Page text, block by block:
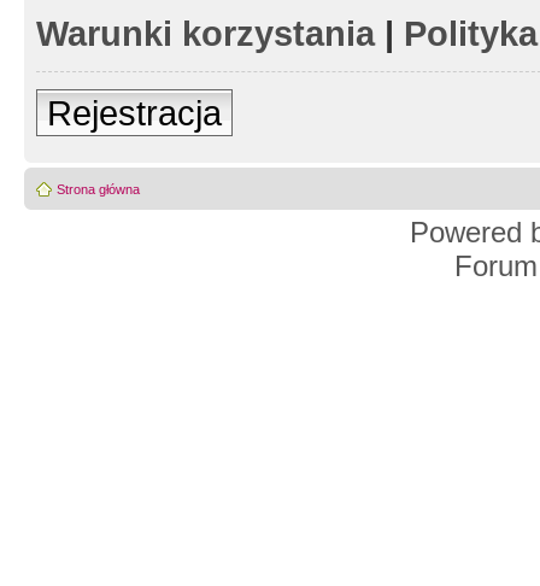
Warunki korzystania|
Rejestracja
Strona główna
Powered